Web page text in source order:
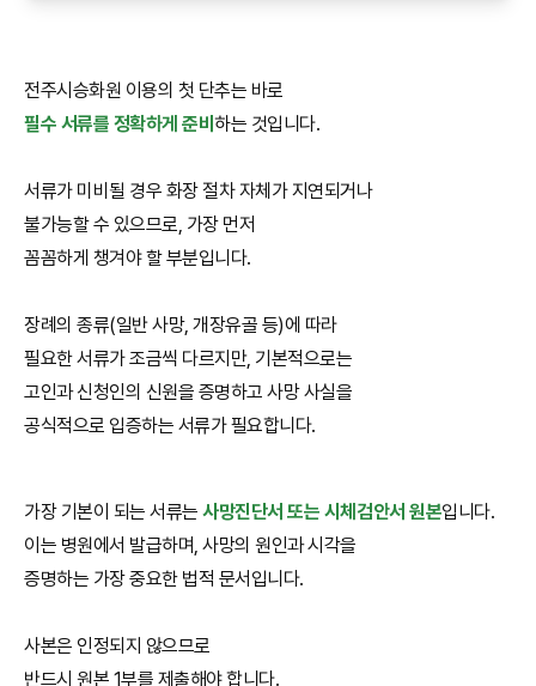
전주시승화원 이용의 첫 단추는 바로
필수 서류를 정확하게 준비하는 것입니다.
서류가 미비될 경우 화장 절차 자체가 지연되거나
불가능할 수 있으므로, 가장 먼저
꼼꼼하게 챙겨야 할 부분입니다.
장례의 종류(일반 사망, 개장유골 등)에 따라
필요한 서류가 조금씩 다르지만, 기본적으로는
고인과 신청인의 신원을 증명하고 사망 사실을
공식적으로 입증하는 서류가 필요합니다.
가장 기본이 되는 서류는사망진단서 또는 시체검안서 원본입니다.
이는 병원에서 발급하며, 사망의 원인과 시각을
증명하는 가장 중요한 법적 문서입니다.
사본은 인정되지 않으므로
반드시 원본 1부를 제출해야 합니다.